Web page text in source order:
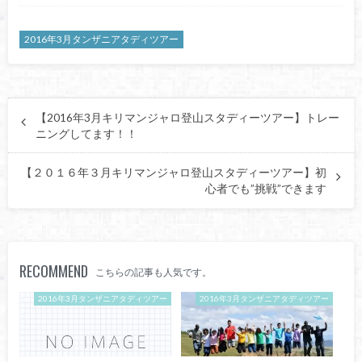
2016年3月タンザニアタディツアー
【2016年3月キリマンジャロ登山スタディーツアー】トレー
ニングしてます！！
【２０１６年３月キリマンジャロ登山スタディーツアー】初
心者でも”挑戦”できます
RECOMMEND こちらの記事も人気です。
2016年3月タンザニアタディツアー 2016年3月タンザニアタディツアー